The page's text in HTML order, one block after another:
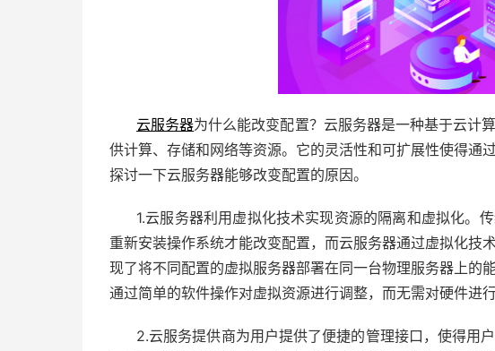
云服务器为什么能改变配置？云服务器是一种基于云计
供计算、存储和网络等资源。它的灵活性和可扩展性使得通
探讨一下云服务器能够改变配置的原因。
1.云服务器利用虚拟化技术实现资源的隔离和虚拟化。
重新安装操作系统才能改变配置，而云服务器通过虚拟化技
现了将不同配置的虚拟服务器部署在同一台物理服务器上的
通过简单的软件操作对虚拟资源进行调整，而无需对硬件进行
2.云服务提供商为用户提供了便捷的管理接口，使得用